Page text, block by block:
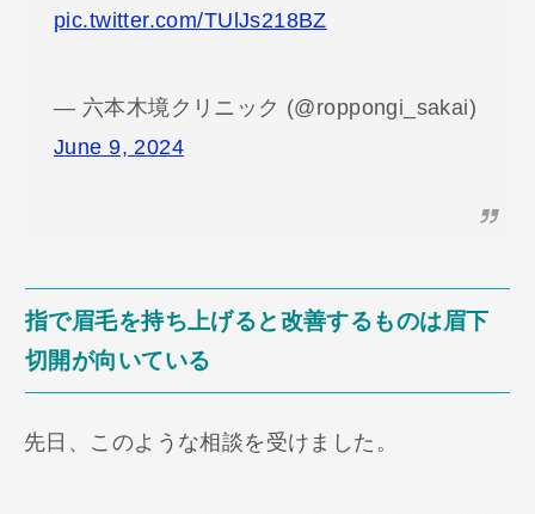
pic.twitter.com/TUlJs218BZ
— 六本木境クリニック (@roppongi_sakai)
June 9, 2024
指で眉毛を持ち上げると改善するものは眉下
切開が向いている
先日、このような相談を受けました。